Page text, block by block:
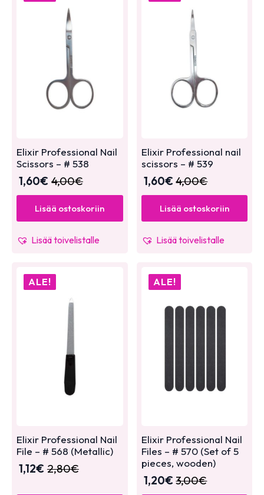
Elixir Professional Nail
Scissors – # 538
4,00€
1,60€
Lisää ostoskoriin
Lisää toivelistalle
Elixir Professional nail
scissors – # 539
4,00€
1,60€
Lisää ostoskoriin
Lisää toivelistalle
ALE!
Elixir Professional Nail
File – # 568 (Metallic)
2,80€
1,12€
ALE!
Elixir Professional Nail
Files – # 570 (Set of 5
pieces, wooden)
3,00€
1,20€